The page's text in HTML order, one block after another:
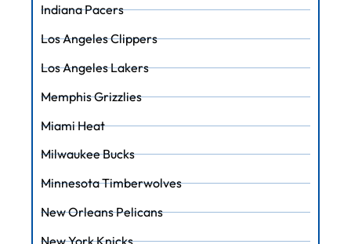
Indiana Pacers
Los Angeles Clippers
Los Angeles Lakers
Memphis Grizzlies
Miami Heat
Milwaukee Bucks
Minnesota Timberwolves
New Orleans Pelicans